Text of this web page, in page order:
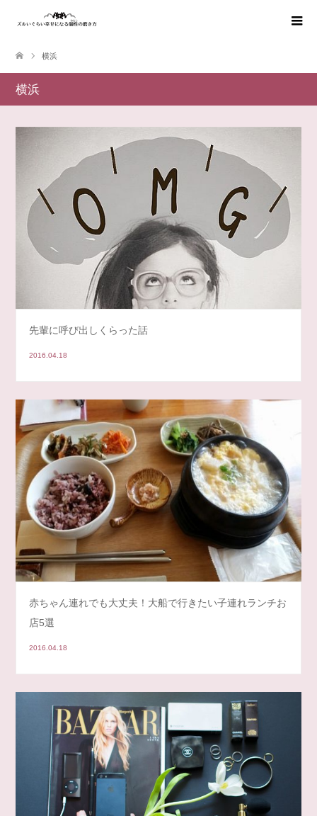
横浜
横浜
先輩に呼び出しくらった話
2016.04.18
赤ちゃん連れでも大丈夫！大船で行きたい子連れランチお
店5選
2016.04.18